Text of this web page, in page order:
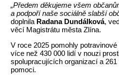
„Předem děkujeme všem
a podpoří naše sociálně slabší
doplnila Radana Dundálková,
věcí Magistrátu města Zlína.
V roce 2025 pomohly
více než 430 000 lidí v nouzi
spolupracujících organizací a
pomoci.